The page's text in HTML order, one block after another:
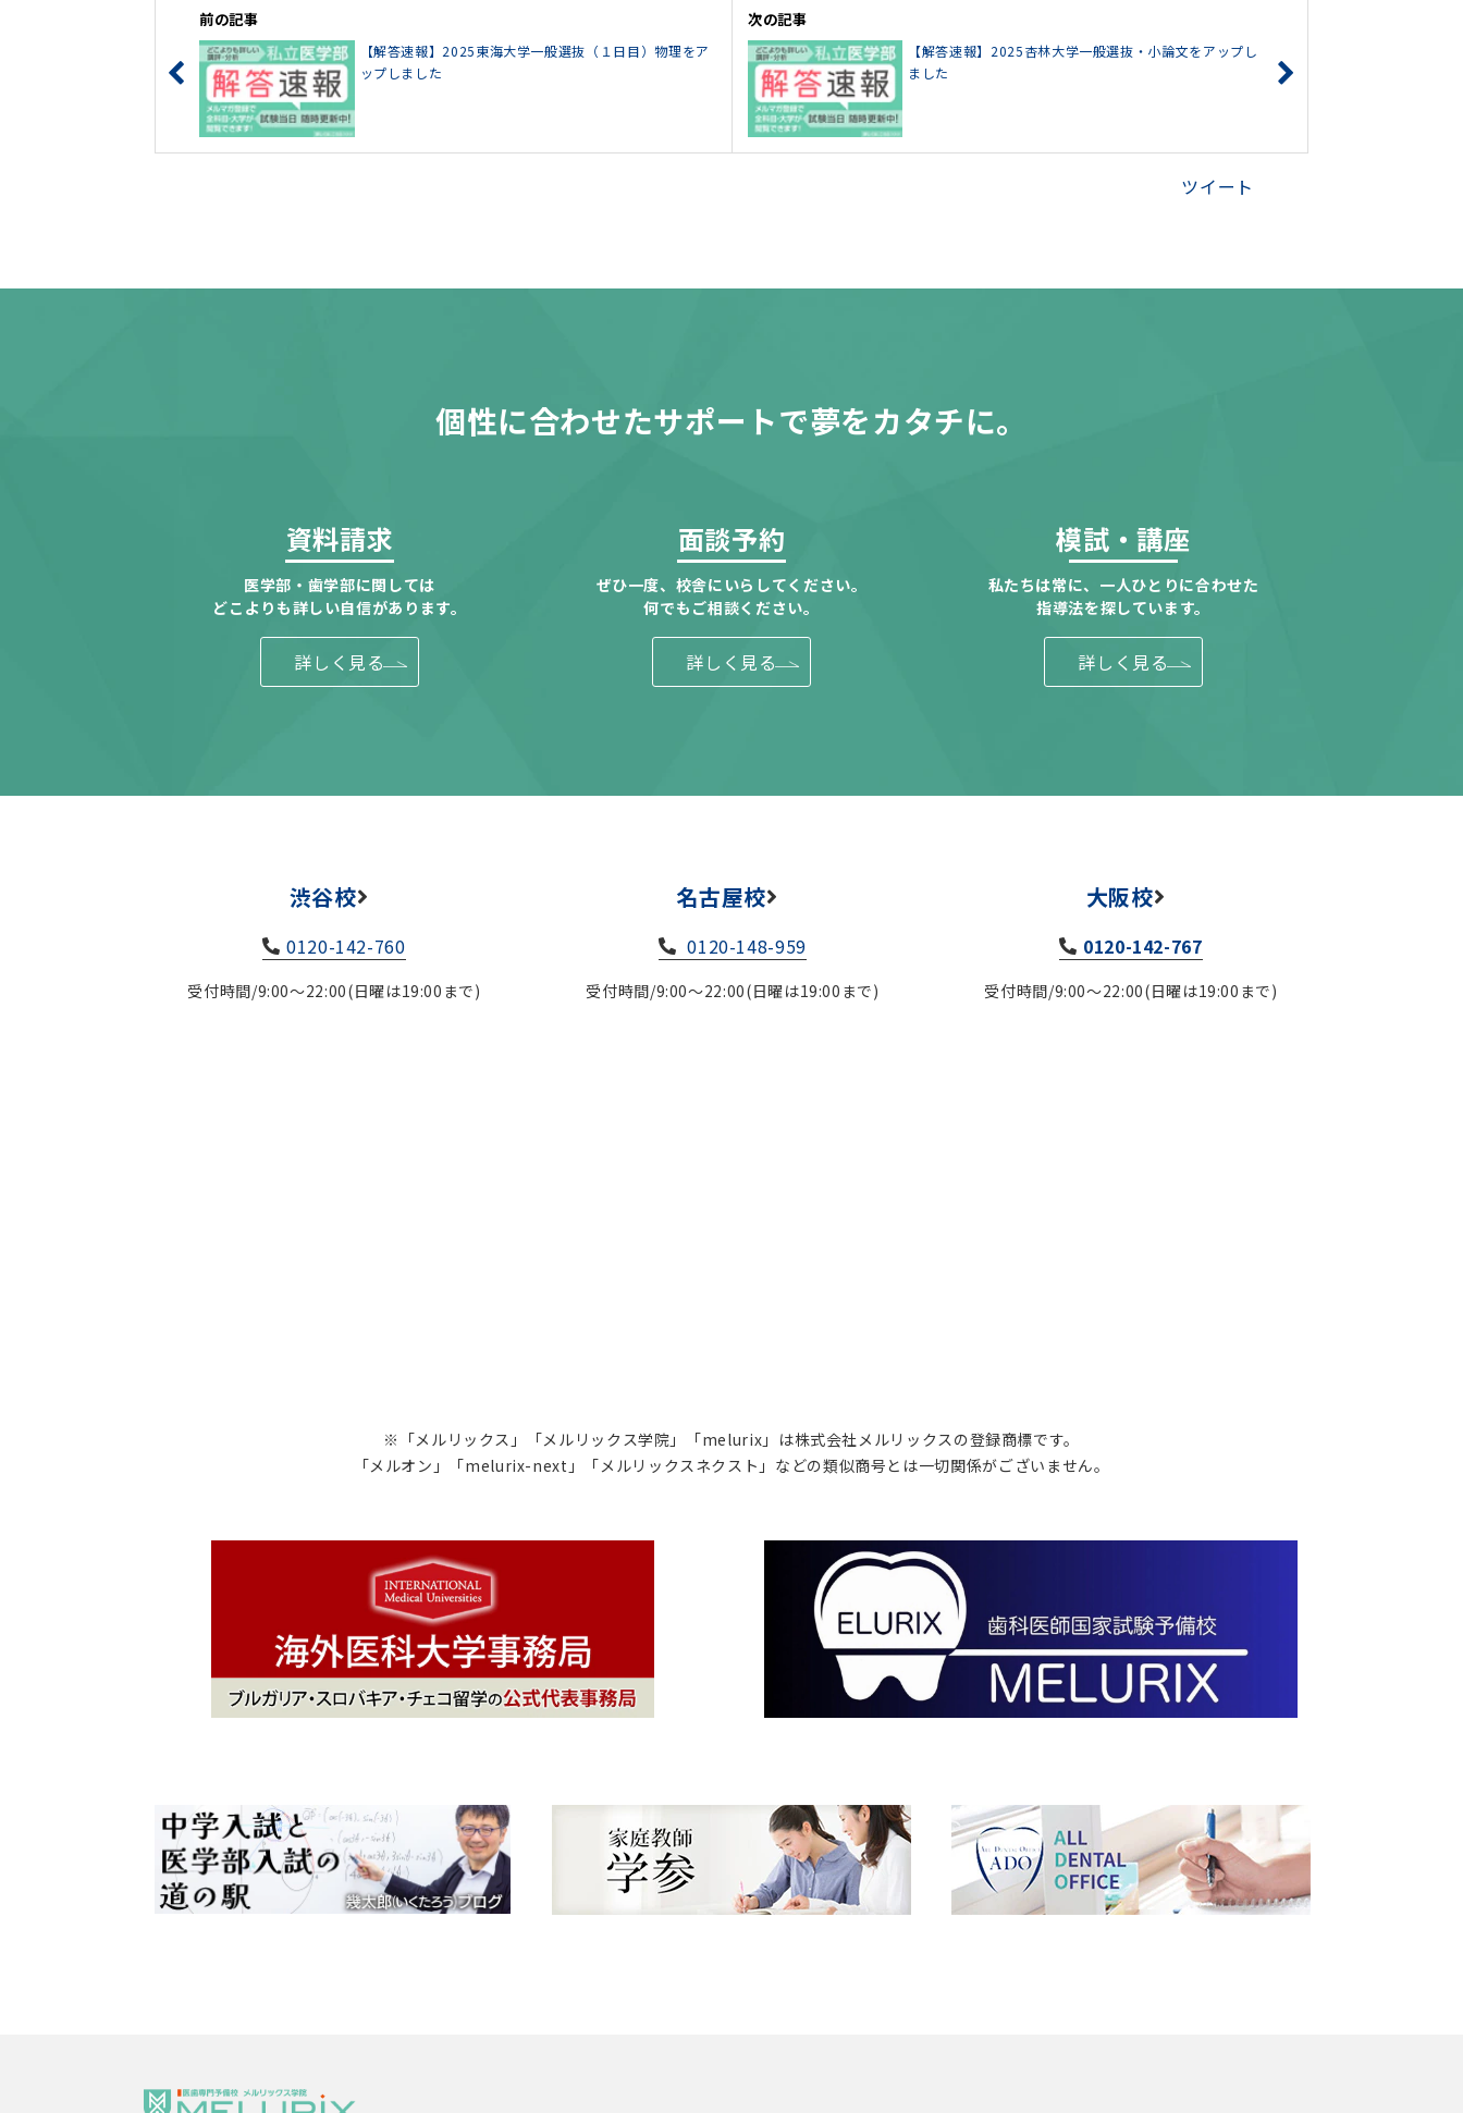
前の記事
【解答速報】2025東海大学一般選抜（１日目）物理をア
ップしました
次の記事
【解答速報】2025杏林大学一般選抜・小論文をアップし
ました
ツイート
個性に合わせたサポートで夢をカタチに。
資料請求
医学部・歯学部に関しては
どこよりも詳しい自信があります。
詳しく見る
面談予約
ぜひ一度、校舎にいらしてください。
何でもご相談ください。
詳しく見る
模試・講座
私たちは常に、一人ひとりに合わせた
指導法を探しています。
詳しく見る
渋谷校
0120-142-760
受付時間/9:00～22:00(日曜は19:00まで)
名古屋校
0120-148-959
受付時間/9:00～22:00(日曜は19:00まで)
大阪校
0120-142-767
受付時間/9:00～22:00(日曜は19:00まで)
※「メルリックス」「メルリックス学院」「melurix」は株式会社メルリックスの登録商標です。
「メルオン」「melurix-next」「メルリックスネクスト」などの類似商号とは一切関係がございません。